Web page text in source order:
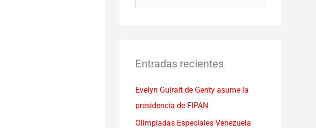
a
p
o
r
Entradas recientes
Evelyn Guiralt de Genty asume la
presidencia de FIPAN
Olimpiadas Especiales Venezuela